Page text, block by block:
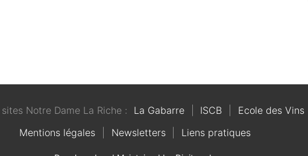
Notre Dame La Riche : La Gabarre ISCB
Ecole des Vins
Mentions légales
Newsletters Liens pratiques